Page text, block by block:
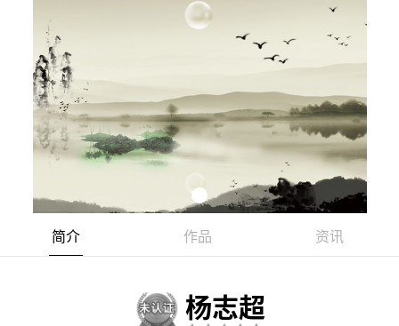
简介 作品 资讯
杨志超